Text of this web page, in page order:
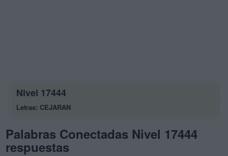
Nivel 17444
Letras: CEJARAN
Palabras Conectadas Nivel 17444
respuestas